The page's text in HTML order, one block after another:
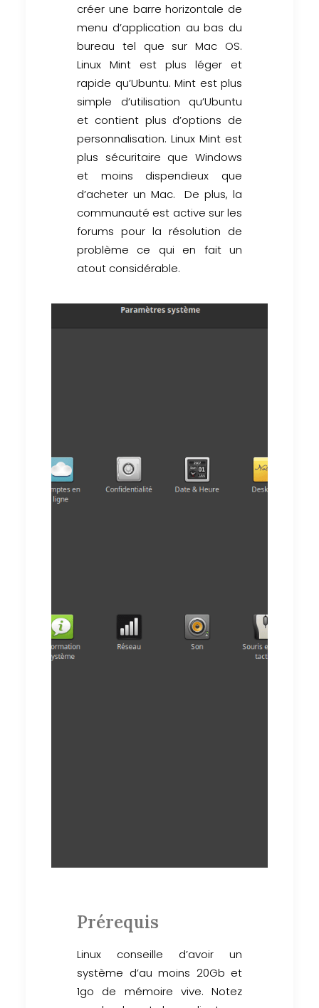
créer une barre horizontale de
menu d’application au bas du
bureau tel que sur Mac OS.
Linux Mint est plus léger et
rapide qu’Ubuntu. Mint est plus
simple d’utilisation qu’Ubuntu
et contient plus d’options de
personnalisation. Linux Mint est
plus sécuritaire que Windows
et moins dispendieux que
d’acheter un Mac. De plus, la
communauté est active sur les
forums pour la résolution de
problème ce qui en fait un
atout considérable.
Prérequis
Linux conseille d’avoir un
système d’au moins 20Gb et
1go de mémoire vive. Notez